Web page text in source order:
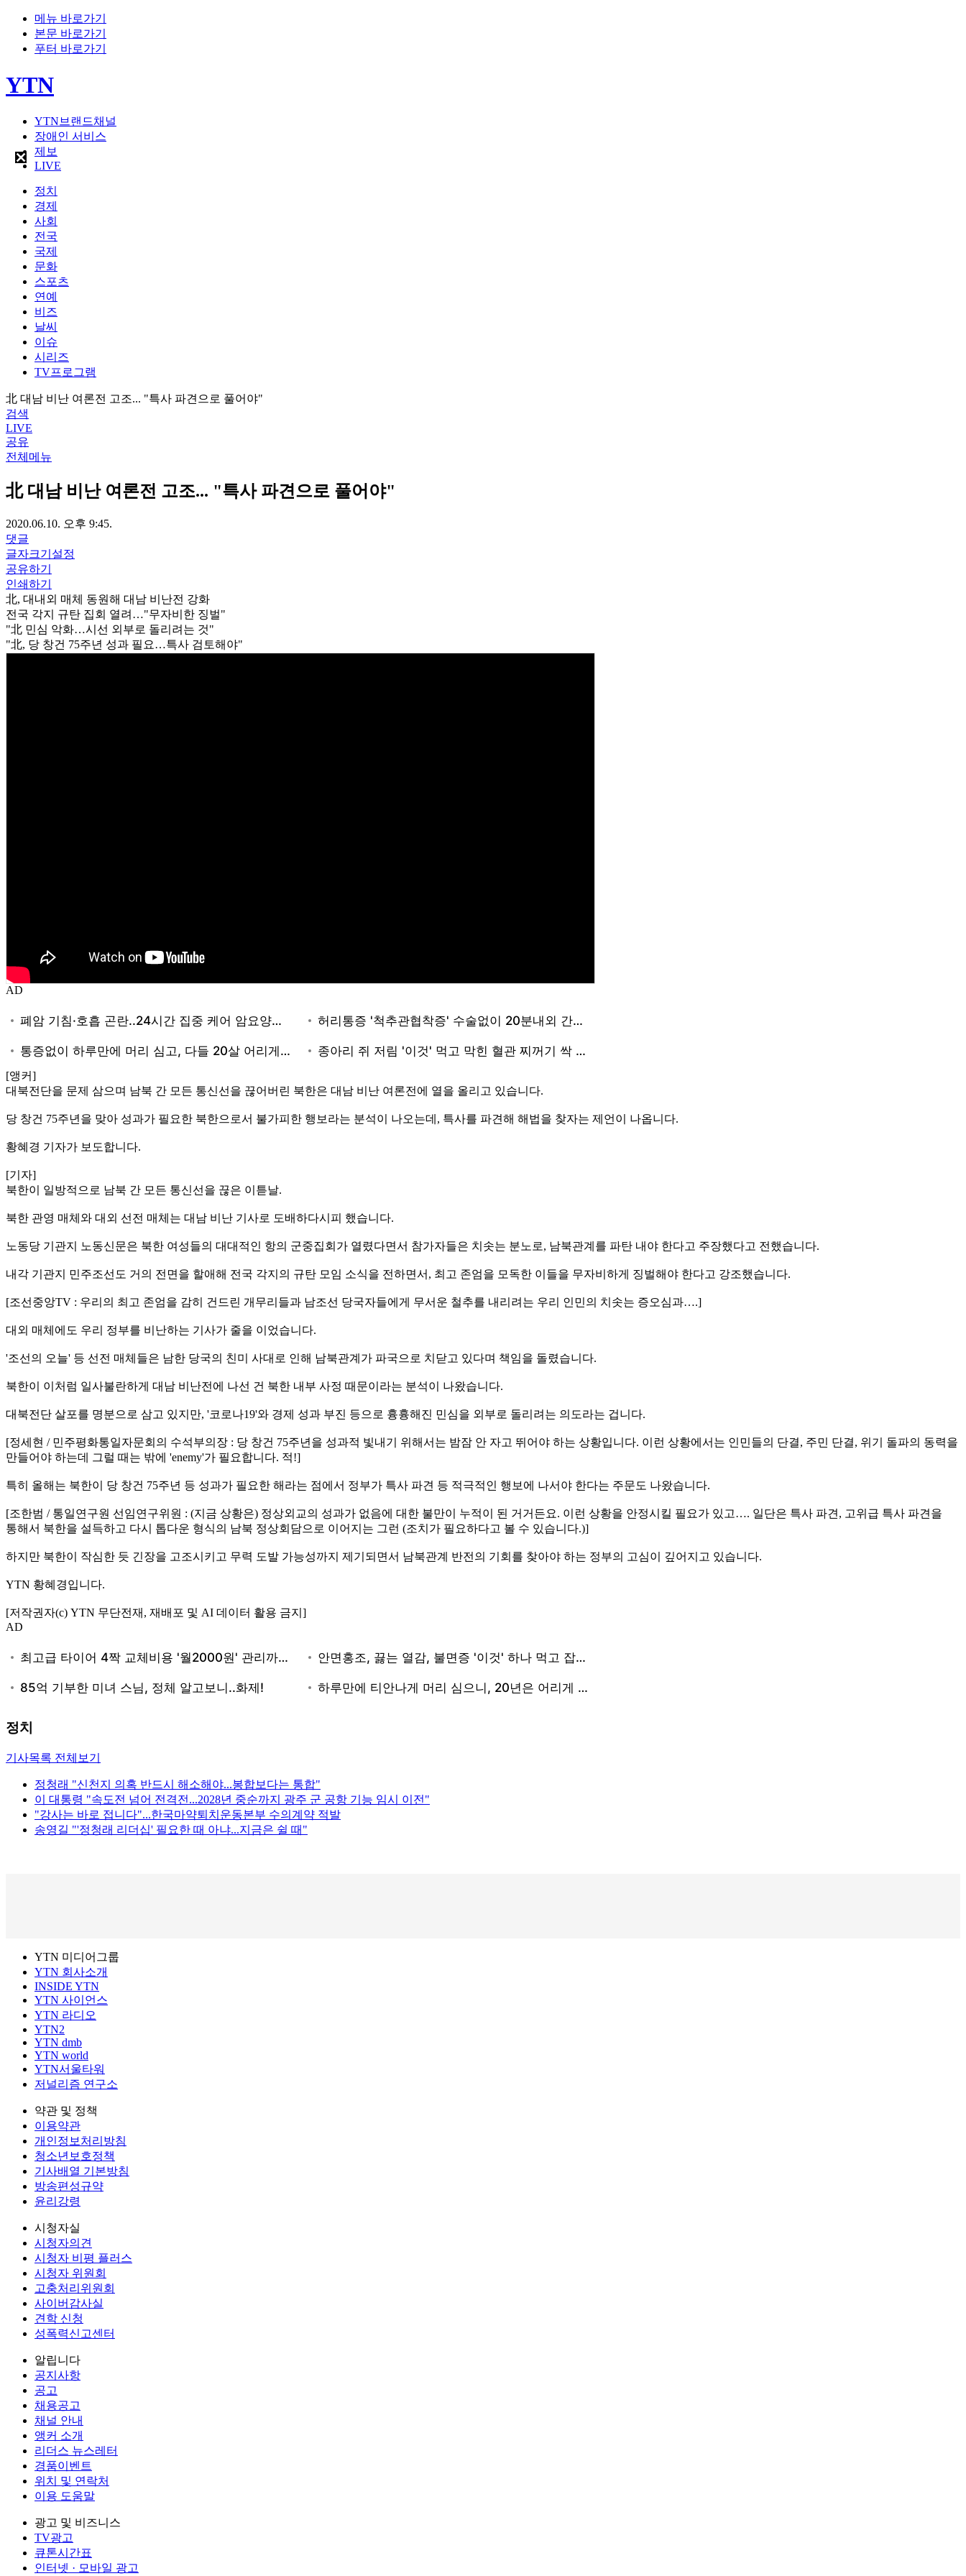
메뉴 바로가기
본문 바로가기
푸터 바로가기
YTN
YTN브랜드채널
장애인 서비스
제보
LIVE
정치
경제
사회
전국
국제
문화
스포츠
연예
비즈
날씨
이슈
시리즈
TV프로그램
北 대남 비난 여론전 고조... "특사 파견으로 풀어야"
검색
LIVE
공유
전체메뉴
北 대남 비난 여론전 고조... "특사 파견으로 풀어야"
2020.06.10. 오후 9:45.
댓글
글자크기설정
공유하기
인쇄하기
北, 대내외 매체 동원해 대남 비난전 강화
전국 각지 규탄 집회 열려…"무자비한 징벌"
"北 민심 악화…시선 외부로 돌리려는 것"
"北, 당 창건 75주년 성과 필요…특사 검토해야"
AD
[앵커]
대북전단을 문제 삼으며 남북 간 모든 통신선을 끊어버린 북한은 대남 비난 여론전에 열을 올리고 있습니다.
당 창건 75주년을 맞아 성과가 필요한 북한으로서 불가피한 행보라는 분석이 나오는데, 특사를 파견해 해법을 찾자는 제언이 나옵니다.
황혜경 기자가 보도합니다.
[기자]
북한이 일방적으로 남북 간 모든 통신선을 끊은 이튿날.
북한 관영 매체와 대외 선전 매체는 대남 비난 기사로 도배하다시피 했습니다.
노동당 기관지 노동신문은 북한 여성들의 대대적인 항의 군중집회가 열렸다면서 참가자들은 치솟는 분노로, 남북관계를 파탄 내야 한다고 주장했다고 전했습니다.
내각 기관지 민주조선도 거의 전면을 할애해 전국 각지의 규탄 모임 소식을 전하면서, 최고 존엄을 모독한 이들을 무자비하게 징벌해야 한다고 강조했습니다.
[조선중앙TV : 우리의 최고 존엄을 감히 건드린 개무리들과 남조선 당국자들에게 무서운 철추를 내리려는 우리 인민의 치솟는 증오심과….]
대외 매체에도 우리 정부를 비난하는 기사가 줄을 이었습니다.
'조선의 오늘' 등 선전 매체들은 남한 당국의 친미 사대로 인해 남북관계가 파국으로 치닫고 있다며 책임을 돌렸습니다.
북한이 이처럼 일사불란하게 대남 비난전에 나선 건 북한 내부 사정 때문이라는 분석이 나왔습니다.
대북전단 살포를 명분으로 삼고 있지만, '코로나19'와 경제 성과 부진 등으로 흉흉해진 민심을 외부로 돌리려는 의도라는 겁니다.
[정세현 / 민주평화통일자문회의 수석부의장 : 당 창건 75주년을 성과적 빛내기 위해서는 밤잠 안 자고 뛰어야 하는 상황입니다. 이런 상황에서는 인민들의 단결, 주민 단결, 위기 돌파의 동력을
만들어야 하는데 그럴 때는 밖에 'enemy'가 필요합니다. 적!]
특히 올해는 북한이 당 창건 75주년 등 성과가 필요한 해라는 점에서 정부가 특사 파견 등 적극적인 행보에 나서야 한다는 주문도 나왔습니다.
[조한범 / 통일연구원 선임연구위원 : (지금 상황은) 정상외교의 성과가 없음에 대한 불만이 누적이 된 거거든요. 이런 상황을 안정시킬 필요가 있고…. 일단은 특사 파견, 고위급 특사 파견을
통해서 북한을 설득하고 다시 톱다운 형식의 남북 정상회담으로 이어지는 그런 (조치가 필요하다고 볼 수 있습니다.)]
하지만 북한이 작심한 듯 긴장을 고조시키고 무력 도발 가능성까지 제기되면서 남북관계 반전의 기회를 찾아야 하는 정부의 고심이 깊어지고 있습니다.
YTN 황혜경입니다.
[저작권자(c) YTN 무단전재, 재배포 및 AI 데이터 활용 금지]
AD
정치
기사목록 전체보기
정청래 "신천지 의혹 반드시 해소해야...봉합보다는 통합"
이 대통령 "속도전 넘어 전격전...2028년 중순까지 광주 군 공항 기능 임시 이전"
"강사는 바로 접니다"...한국마약퇴치운동본부 수의계약 적발
송영길 "'정청래 리더십' 필요한 때 아냐...지금은 쉴 때"
YTN 미디어그룹
YTN 회사소개
INSIDE YTN
YTN 사이언스
YTN 라디오
YTN2
YTN dmb
YTN world
YTN서울타워
저널리즘 연구소
약관 및 정책
이용약관
개인정보처리방침
청소년보호정책
기사배열 기본방침
방송편성규약
윤리강령
시청자실
시청자의견
시청자 비평 플러스
시청자 위원회
고충처리위원회
사이버감사실
견학 신청
성폭력신고센터
알립니다
공지사항
공고
채용공고
채널 안내
앵커 소개
리더스 뉴스레터
경품이벤트
위치 및 연락처
이용 도움말
광고 및 비즈니스
TV광고
큐톤시간표
인터넷 · 모바일 광고